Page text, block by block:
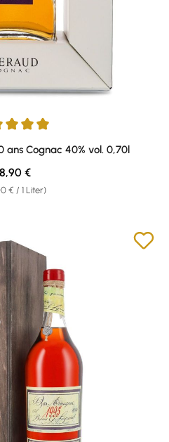
von 5 von 5 Sternen
ans Cognac 40% vol. 0,70l
€ / 1 Liter)
Preis:
€